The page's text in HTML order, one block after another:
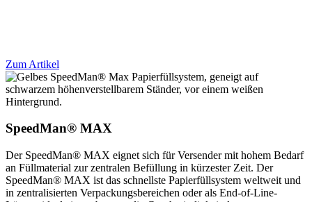
Zum Artikel
SpeedMan® MAX
Der SpeedMan® MAX eignet sich für Versender mit hohem Bedarf
an Füllmaterial zur zentralen Befüllung in kürzester Zeit. Der
SpeedMan® MAX ist das schnellste Papierfüllsystem weltweit und
in zentralisierten Verpackungsbereichen oder als End-of-Line-